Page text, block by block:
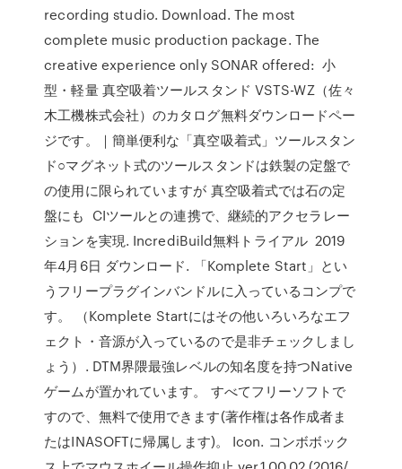
recording studio. Download. The most
complete music production package. The
creative experience only SONAR offered: 小
型・軽量 真空吸着ツールスタンド VSTS-WZ（佐々
木工機株式会社）のカタログ無料ダウンロードペー
ジです。｜簡単便利な「真空吸着式」ツールスタン
ド○マグネット式のツールスタンドは鉄製の定盤で
の使用に限られていますが 真空吸着式では石の定
盤にも CIツールとの連携で、継続的アクセラレー
ションを実現. IncrediBuild無料トライアル 2019
年4月6日 ダウンロード. 「Komplete Start」とい
うフリープラグインバンドルに入っているコンプで
す。 （Komplete Startにはその他いろいろなエフ
ェクト・音源が入っているので是非チェックしまし
ょう）. DTM界隈最強レベルの知名度を持つNative
ゲームが置かれています。 すべてフリーソフトで
すので、無料で使用できます(著作権は各作成者ま
たはINASOFTに帰属します)。 Icon. コンボボック